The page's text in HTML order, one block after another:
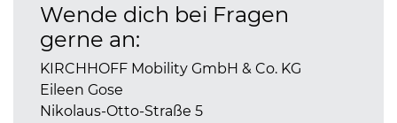
Wende dich bei Fragen
gerne an:
KIRCHHOFF Mobility GmbH & Co. KG
Eileen Gose
Nikolaus-Otto-Straße 5